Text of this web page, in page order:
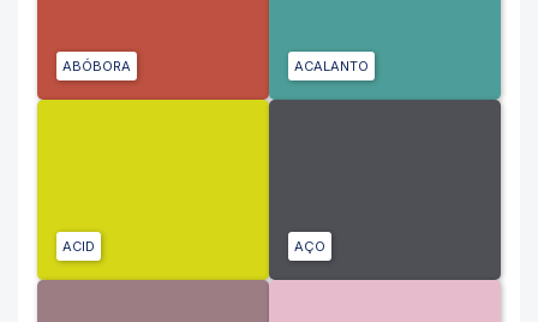
ABÓBORA ACALANTO
ACID AÇO